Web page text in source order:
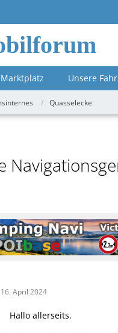
Marktplatz Unsere
Quasselecke
16. April 2024
Hallo allerseits.